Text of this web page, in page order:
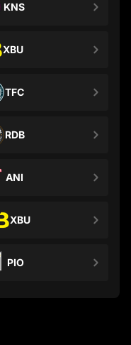
KNS
XBU
TFC
RDB
ANI
XBU
PIO